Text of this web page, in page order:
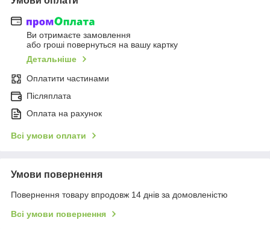
Ви отримаєте замовлення
або гроші повернуться на вашу картку
Детальніше
Оплатити частинами
Післяплата
Оплата на рахунок
Всі умови оплати
Умови повернення
Повернення товару впродовж 14 днів за домовленістю
Всі умови повернення